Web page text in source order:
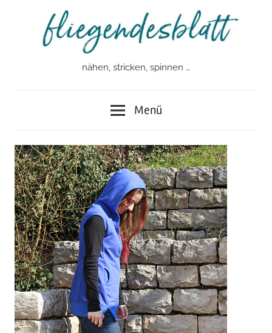
fliegendesblatt
nähen, stricken, spinnen …
Menü